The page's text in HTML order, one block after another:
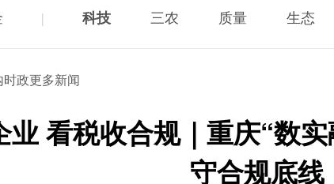
| 科技 三农 质量 生态
时政更多新闻
业 看税收合规｜重庆“数
守合规底线